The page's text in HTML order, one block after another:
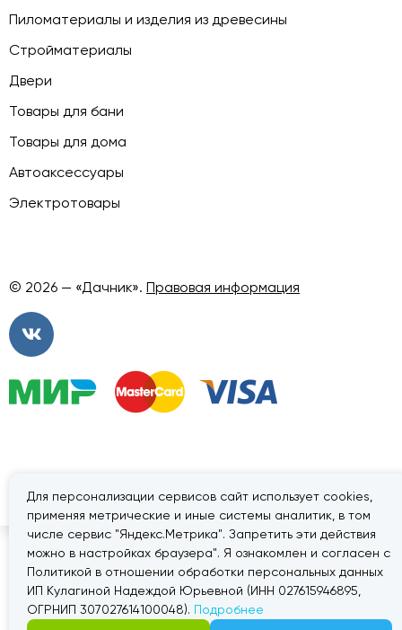
Для персонализации сервисов сайт использует cookies,
применяя метрические и иные системы аналитик, в том
числе сервис "Яндекс.Метрика". Запретить эти действия
можно в настройках браузера". Я ознакомлен и согласен с
Политикой в отношении обработки персональных данных
ИП Кулагиной Надеждой Юрьевной (ИНН 027615946895,
ОГРНИП 307027614100048). Подробнее
Пиломатериалы и изделия из древесины
Стройматериалы
Двери
Товары для бани
Товары для дома
Автоаксессуары
Электротовары
© 2026 — «Дачник». Правовая информация